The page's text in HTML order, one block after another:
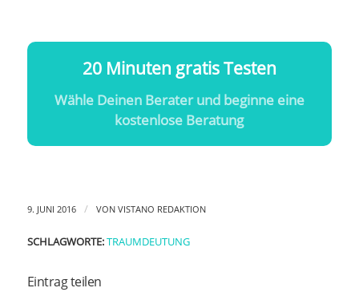
20 Minuten gratis Testen
Wähle Deinen Berater und beginne eine
kostenlose Beratung
9. JUNI 2016 / VON VISTANO REDAKTION
SCHLAGWORTE: TRAUMDEUTUNG
Eintrag teilen